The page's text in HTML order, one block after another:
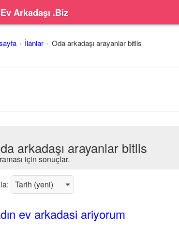
Ev Arkadaşı .Biz
İlanlar Oda arkadaşı arayanlar bitlis
arkadaşı arayanlar bitlis
için sonuçlar.
ev arkadasi ariyorum